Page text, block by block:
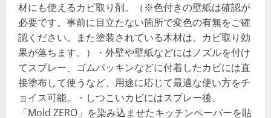
材にも使えるカビ取り剤。（※色付きの壁紙は確認が
必要です。事前に目立たない箇所で変色の有無をご確
認ください。また塗装されている木材は、カビ取り効
果が落ちます。）・外壁や壁紙などにはノズルを付け
てスプレー、ゴムパッキンなどに付着したカビには直
接塗布して使うなど、用途に応じて最適な使い方をチ
ョイス可能。・しつこいカビにはスプレー後、
「Mold ZERO」を染み込ませたキッチンペーパーを貼